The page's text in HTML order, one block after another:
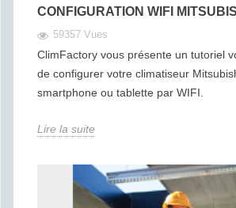
CONFIGURATION WIFI
59357 Vues
ClimFactory vous présente un tutoriel
de configurer votre climatiseur
smartphone ou tablette par WIFI.
Lire la suite